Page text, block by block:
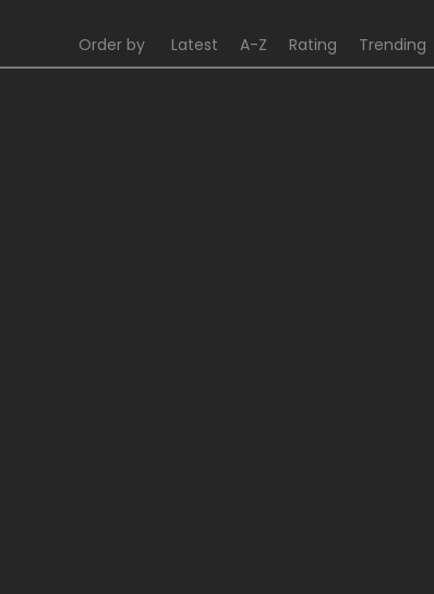
Order by Latest A-Z Rating Trending